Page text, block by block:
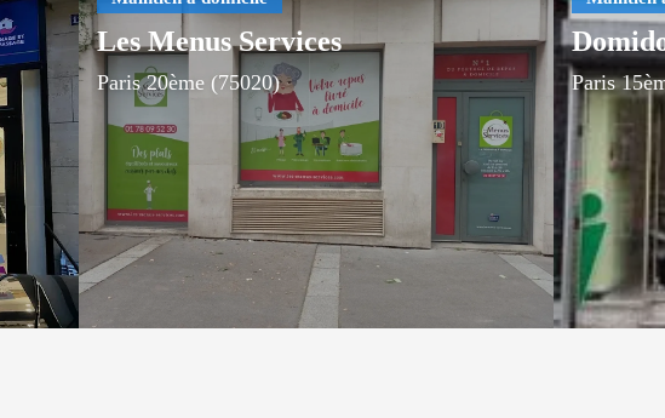
Les Menus Services
Paris 20ème (75020) Paris